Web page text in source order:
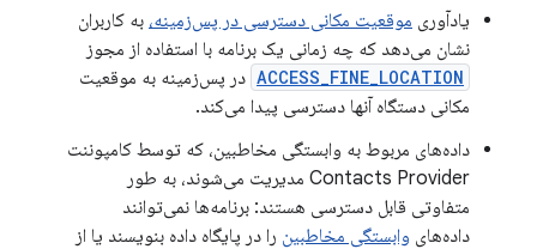
یادآوری موقعیت مکانی دسترسی در پس‌زمینه، به کاربران
نشان می‌دهد که چه زمانی یک برنامه با استفاده از مجوز
ACCESS_FINE_LOCATION در پس‌زمینه به موقعیت
مکانی دستگاه آنها دسترسی پیدا می‌کند.
داده‌های مربوط به وابستگی مخاطبین، که توسط کامپوننت
Contacts Provider مدیریت می‌شوند، به طور
متفاوتی قابل دسترسی هستند: برنامه‌ها نمی‌توانند
داده‌های وابستگی مخاطبین را در پایگاه داده بنویسند یا از